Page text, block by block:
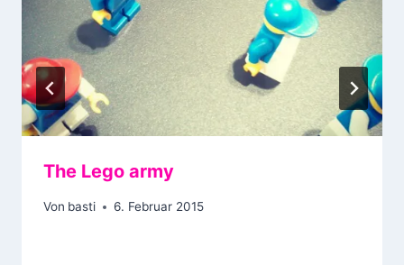
The Lego army
Von basti 6. Februar 2015